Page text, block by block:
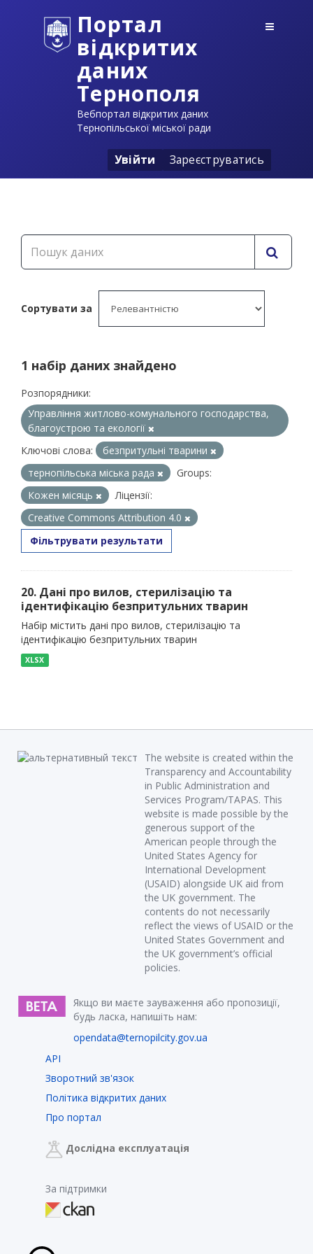
Портал
відкритих
даних
Тернополя
Вебпортал відкритих даних
Тернопільської міської ради
Увійти Зареєструватись
Сортувати за
1 набір даних знайдено
Розпорядники:
Управління житлово-комунального господарства,
благоустрою та екології
Ключові слова:
безпритульні тварини
тернопільська міська рада
Groups:
Кожен місяць
Ліцензії:
Creative Commons Attribution 4.0
Фільтрувати результати
20. Дані про вилов, стерилізацію та
ідентифікацію безпритульних тварин
Набір містить дані про вилов, стерилізацію та
ідентифікацію безпритульних тварин
XLSX
The website is created within the
Transparency and Accountability
in Public Administration and
Services Program/TAPAS. This
website is made possible by the
generous support of the
American people through the
United States Agency for
International Development
(USAID) alongside UK aid from
the UK government. The
contents do not necessarily
reflect the views of USAID or the
United States Government and
the UK government’s official
policies.
Якщо ви маєте зауваження або пропозиції,
будь ласка, напишіть нам:
opendata@ternopilcity.gov.ua
API
Зворотний зв'язок
Політика відкритих даних
Про портал
Дослідна експлуатація
За підтримки